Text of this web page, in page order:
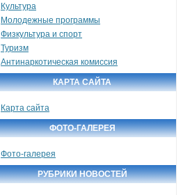
Культура
Молодежные программы
Физкультура и спорт
Туризм
Антинаркотическая комиссия
КАРТА САЙТА
Карта сайта
ФОТО-ГАЛЕРЕЯ
Фото-галерея
РУБРИКИ НОВОСТЕЙ